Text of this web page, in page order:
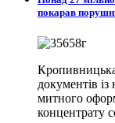
покарав
документів
митного
концентрату